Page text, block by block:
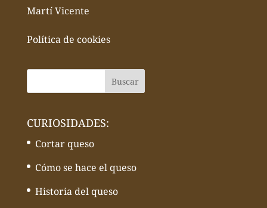
Martí Vicente
Política de cookies
CURIOSIDADES:
Cortar queso
Cómo se hace el queso
Historia del queso